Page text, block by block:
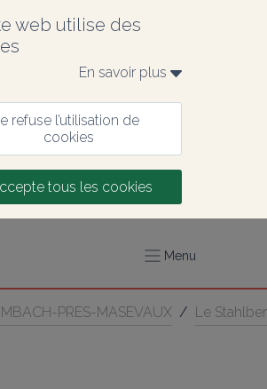
web utilise des
En savoir plus
refuse l’utilisation de
cookies
tous les cookies
Menu
PRES-MASEVAUX / Le